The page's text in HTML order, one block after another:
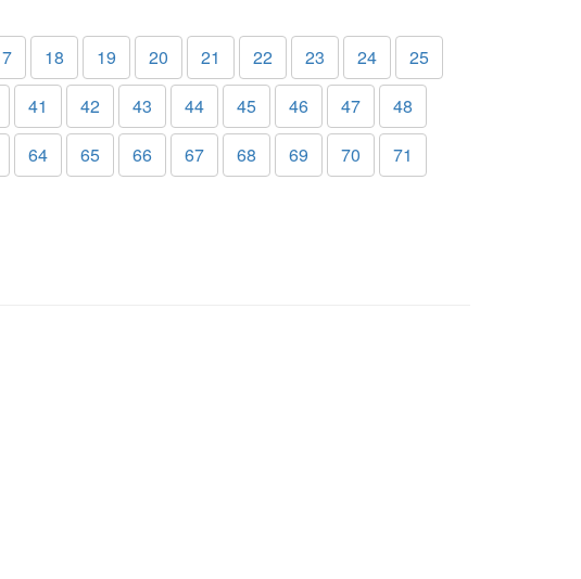
18 19 20 21 22 23 24
25
41 42 43 44 45 46 47
48
64 65 66 67 68 69 70
71